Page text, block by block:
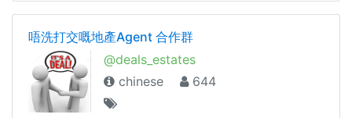
唔洗打交嘅地產Agent 合作群
@deals_estates
chinese
644